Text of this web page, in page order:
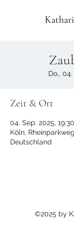
Do.,
Zeit & Ort
04. Sep. 2025,
Köln,
Deutschland
©2025 by